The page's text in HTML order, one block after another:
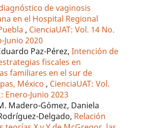
de vaginosis
en el Hospital Regional
, CienciaUAT: Vol. 14 No.
Junio 2020
Paz-Pérez,Intención de
fiscales en
familiares en el sur de
México , CienciaUAT: Vol.
Enero-Junio 2023
Madero-Gómez, Daniela
Delgado, Relación